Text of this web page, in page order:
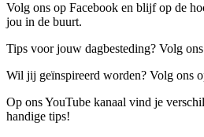
Volg ons op Facebook en blijf op de
jou in de buurt.
Tips voor jouw dagbesteding? Volg
Wil jij geïnspireerd worden? Volg ons
Op ons YouTube kanaal vind je
handige tips!